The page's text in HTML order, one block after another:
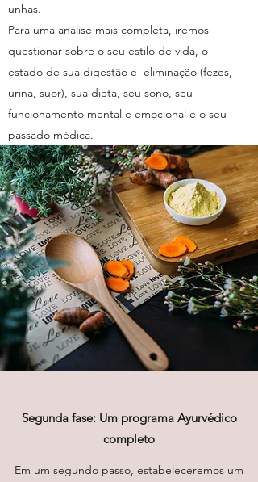
unhas.
Para uma análise mais completa, iremos
questionar sobre o seu estilo de vida, o
estado de sua digestão e eliminação (fezes,
urina, suor), sua dieta, seu sono, seu
funcionamento mental e emocional e o seu
passado médica.
Segunda fase: Um programa Ayurvédico
completo
Em um segundo passo, estabeleceremos um